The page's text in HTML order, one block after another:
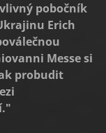
pobočník
Erich
Messe si
probudit